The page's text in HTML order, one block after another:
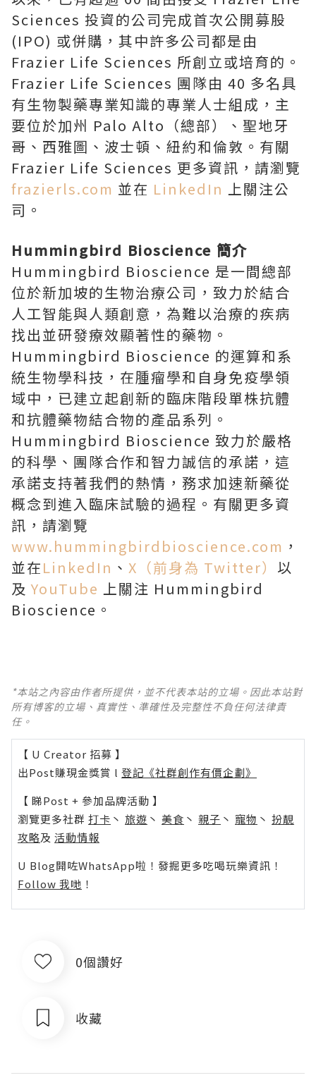
Sciences 投資的公司完成首次公開募股
(IPO) 或併購，其中許多公司都是由
Frazier Life Sciences 所創立或培育的。
Frazier Life Sciences 團隊由 40 多名具
有生物製藥專業知識的專業人士組成，主
要位於加州 Palo Alto（總部）、聖地牙
哥、西雅圖、波士頓、紐約和倫敦。有關
Frazier Life Sciences 更多資訊，請瀏覽
frazierls.com 並在 LinkedIn 上關注公
司。
Hummingbird Bioscience 簡介
Hummingbird Bioscience 是一間總部
位於新加坡的生物治療公司，致力於結合
人工智能與人類創意，為難以治療的疾病
找出並研發療效顯著性的藥物。
Hummingbird Bioscience 的運算和系
統生物學科技，在腫瘤學和自身免疫學領
域中，已建立起創新的臨床階段單株抗體
和抗體藥物結合物的產品系列。
Hummingbird Bioscience 致力於嚴格
的科學、團隊合作和智力誠信的承諾，這
承諾支持著我們的熱情，務求加速新藥從
概念到進入臨床試驗的過程。有關更多資
訊，請瀏覽
www.hummingbirdbioscience.com ，
並在LinkedIn 、 X（前身為 Twitter） 以
及 YouTube 上關注 Hummingbird
Bioscience。
*本站之內容由作者所提供，並不代表本站的立場。因此本站對
所有博客的立場、真實性、準確性及完整性不負任何法律責
任。
【 U Creator 招募 】
出Post賺現金獎賞 l 登記《社群創作有價企劃》
【 睇Post + 參加品牌活動 】
瀏覽更多社群 打卡 丶 旅遊 丶 美食 丶 親子 丶 寵物 丶 扮靚
攻略及 活動情報
U Blog開咗WhatsApp啦！發掘更多吃喝玩樂資訊！
Follow 我哋 ！
0個讚好
收藏